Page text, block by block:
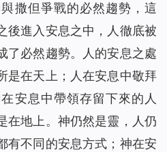
撒但爭戰的必然趨勢，這
後進入安息之中，人徹底被
了必然趨勢。人的安息之處
是在天上；人在安息中敬拜
安息中帶領存留下來的人
在地上。神仍然是靈，人仍
有不同的安息方式；神在安